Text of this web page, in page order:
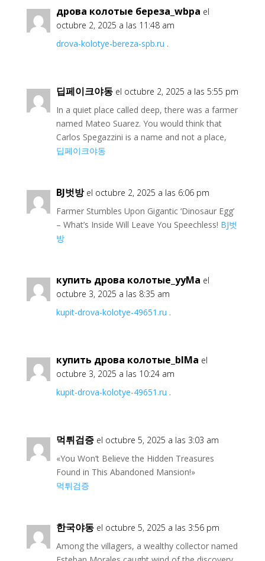
дрова колотые береза_wbpa el
octubre 2, 2025 a las 11:48 am
drova-kolotye-bereza-spb.ru .
딥페이크야동 el octubre 2, 2025 a las 5:55 pm
In a quiet place called deep, there was a farmer
named Mateo Suarez. You would think that
Carlos Spegazzini is a name and not a place,
딥페이크야동
BJ벗방 el octubre 2, 2025 a las 6:06 pm
Farmer Stumbles Upon Gigantic ‘Dinosaur Egg’
– What’s Inside Will Leave You Speechless! BJ벗
방
купить дрова колотые_yyMa el
octubre 3, 2025 a las 8:35 am
kupit-drova-kolotye-49651.ru .
купить дрова колотые_blMa el
octubre 3, 2025 a las 10:24 am
kupit-drova-kolotye-49651.ru .
먹튀검증 el octubre 5, 2025 a las 3:03 am
«You Won’t Believe the Hidden Treasures
Found in This Abandoned Mansion!»
먹튀검증
한국야동 el octubre 5, 2025 a las 3:56 pm
Among the villagers, a wealthy collector named